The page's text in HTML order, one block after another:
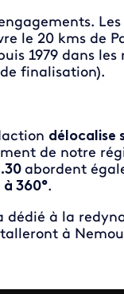
le 20 kms de
1979 dans
finalisation).
délocalise
de notre
abordent
à 360°.
dédié à la
à